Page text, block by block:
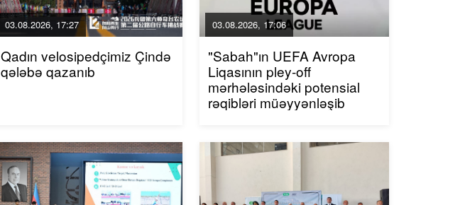
03.08.2026, 17:27
Qadın velosipedçimiz Çində
qələbə qazanıb
03.08.2026, 17:06
"Sabah"ın UEFA Avropa
Liqasının pley-off
mərhələsindəki potensial
rəqibləri müəyyənləşib